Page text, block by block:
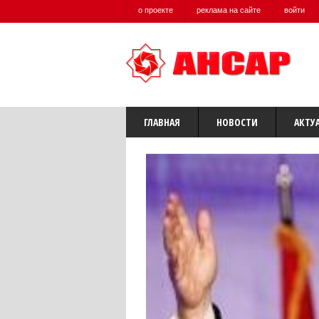
о проекте реклама на сайте войти
ГЛАВНАЯ НОВОСТИ